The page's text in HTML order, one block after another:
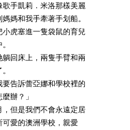
手凱莉．米洛那樣美麗
媽和我手牽著手划船。
虎塞進一隻袋鼠的育兒
回床上，兩隻手臂和兩
告訴蕾亞娜和學校裡的
辦？」
但是我們不會永遠定居
愛的澳洲學校，親愛